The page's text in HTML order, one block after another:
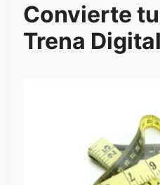
Convierte
Trena